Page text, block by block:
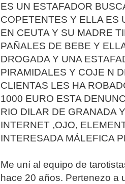
ES UN ESTAFADOR
COPETENTES Y ELLA ES
EN CEUTA Y SU MADRE
PAÑALES DE BEBE Y
DROGADA Y UNA
PIRAMIDALES Y COJE N
CLIENTAS LES HA
1000 EURO ESTA
RIO DILAR DE GRANADA
INTERNET ,OJO,
INTERESADA MÁLEFICA
Me uní al equipo de
hace 20 años. Pertenezo a